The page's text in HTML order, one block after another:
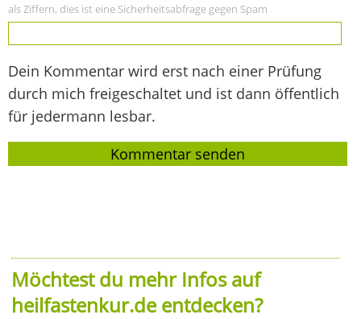
als Ziffern, dies ist eine Sicherheitsabfrage gegen Spam
Dein Kommentar wird erst nach einer Prüfung
durch mich freigeschaltet und ist dann öffentlich
für jedermann lesbar.
Möchtest du mehr Infos auf
heilfastenkur.de entdecken?